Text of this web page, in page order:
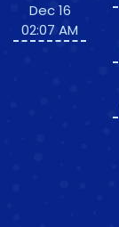
Dec 16
02:07 AM